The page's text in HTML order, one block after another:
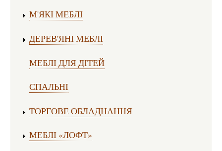
М'ЯКІ МЕБЛІ
ДЕРЕВ'ЯНІ МЕБЛІ
МЕБЛІ ДЛЯ ДІТЕЙ
СПАЛЬНІ
ТОРГОВЕ ОБЛАДНАННЯ
МЕБЛІ «ЛОФТ»